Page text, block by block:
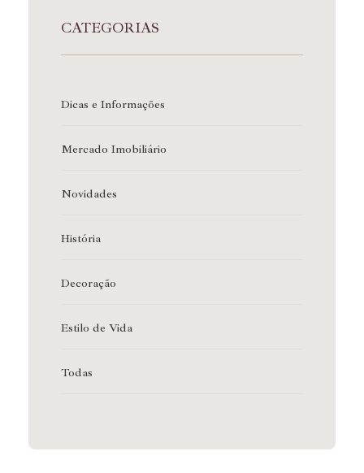
CATEGORIAS
Dicas e Informações
Mercado Imobiliário
Novidades
História
Decoração
Estilo de Vida
Todas